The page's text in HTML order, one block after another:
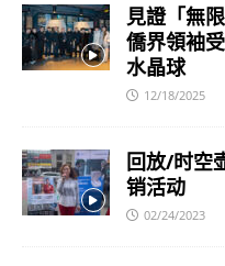
見證「無
僑界領袖
水晶球
12/18/2025
回放/时空
销活动
02/24/2023